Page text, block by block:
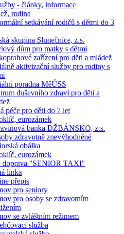
- články, informace
rodina
setkávání rodičů s dětmi do 3
skupina Slunečnice, z.s.
dům pro matky s dětmi
zařízení pro děti a mládež
aktivizační služby pro rodiny s
poradna MěÚSS
duševního zdraví pro děti a
péče pro děti do 7 let
eurozámek
banka DŽBÁNSKO, z.s.
zdravotně znevýhodněné
obálka
eurozámek
doprava "SENIOR TAXI"
linka
přepis
pro seniory
pro osoby se zdravotním
se zvláštním režimem
služba